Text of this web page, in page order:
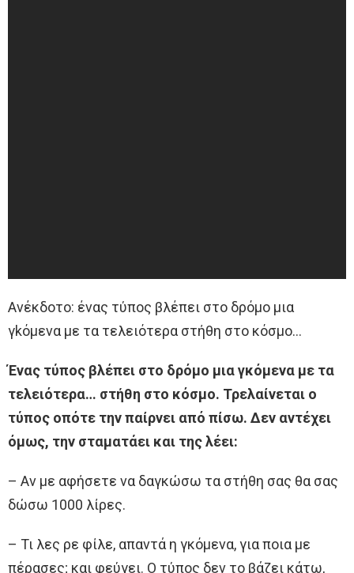
Ανέκδοτο: ένας τύπος βλέπει στο δρόμο μια
γkόμενα με τα τελειότερα στήθη στο κόσμο…
Ένας τύπος βλέπει στο δρόμο μια γκόμενα με τα
τελειότερα… στήθη στο κόσμο. Τρελαίνεται ο
τύπος οπότε την παίρνει από πίσω. Δεν αντέχει
όμως, την σταματάει και της λέει:
– Αν με αφήσετε να δαγκώσω τα στήθη σας θα σας
δώσω 1000 λίρες.
– Τι λες ρε φίλε, απαντά η γκόμενα, για ποια με
πέρασες; και φεύγει. Ο τύπος δεν το βάζει κάτω,